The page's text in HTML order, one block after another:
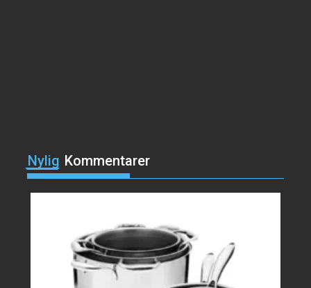
Svein Ove Omland
Gammeldags
Kjøttsuppe
En skål med gammeldags
Nylig Kommentarer